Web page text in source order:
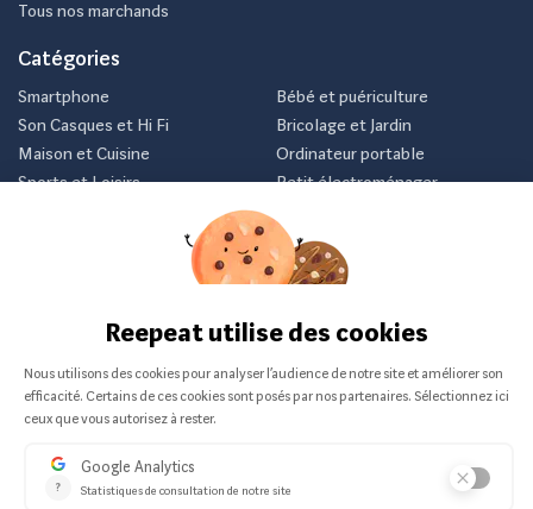
Vendu sur :
Tous nos marchands
Catégories
Smartphone
Son Casques et Hi Fi
Maison et Cuisine
Sports et Loisirs
Bébé et puériculture
Bricolage et Jardin
Ordinateur portable
Petit électroménager
Je m'abonne
Nous ne communiquerons jamais votre e-mail.
© 2026 Reepeat